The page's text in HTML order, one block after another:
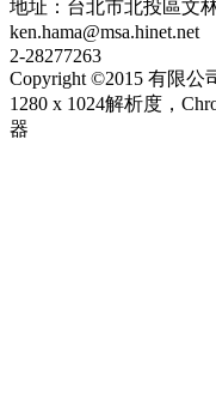
地址：台北市北投區文
2-28277263
Copyright ©2015 有限
1280 x 1024解析度，
器